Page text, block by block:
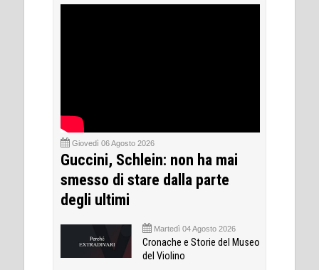
Giovedì 06 Agosto 2026
Guccini, Schlein: non ha mai
smesso di stare dalla parte
degli ultimi
Martedì 04 Agosto 2026
Cronache e Storie del Museo
del Violino